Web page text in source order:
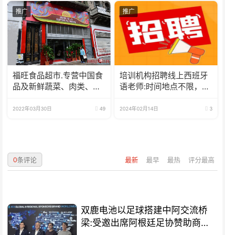
推广
福旺食品超市.专营中国食
品及新鲜蔬菜、肉类、
2022年03月30日 49
推广
培训机构招聘线上西班牙
语老师:时间地点不限，可
2024年02月14日 3
最新 最早 最热 评分最高
0条评论
双鹿电池以足球搭建中阿交流桥
梁:受邀出席阿根廷足协赞助商招